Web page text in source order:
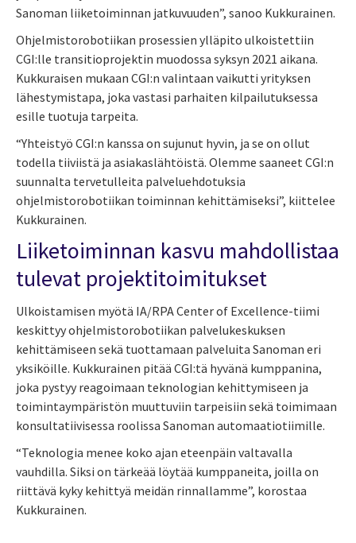
Sanoman liiketoiminnan jatkuvuuden”, sanoo Kukkurainen.
Ohjelmistorobotiikan prosessien ylläpito ulkoistettiin
CGI:lle transitioprojektin muodossa syksyn 2021 aikana.
Kukkuraisen mukaan CGI:n valintaan vaikutti yrityksen
lähestymistapa, joka vastasi parhaiten kilpailutuksessa
esille tuotuja tarpeita.
“Yhteistyö CGI:n kanssa on sujunut hyvin, ja se on ollut
todella tiiviistä ja asiakaslähtöistä. Olemme saaneet CGI:n
suunnalta tervetulleita palveluehdotuksia
ohjelmistorobotiikan toiminnan kehittämiseksi”, kiittelee
Kukkurainen.
Liiketoiminnan kasvu mahdollistaa
tulevat projektitoimitukset
Ulkoistamisen myötä IA/RPA Center of Excellence-tiimi
keskittyy ohjelmistorobotiikan palvelukeskuksen
kehittämiseen sekä tuottamaan palveluita Sanoman eri
yksiköille. Kukkurainen pitää CGI:tä hyvänä kumppanina,
joka pystyy reagoimaan teknologian kehittymiseen ja
toimintaympäristön muuttuviin tarpeisiin sekä toimimaan
konsultatiivisessa roolissa Sanoman automaatiotiimille.
“Teknologia menee koko ajan eteenpäin valtavalla
vauhdilla. Siksi on tärkeää löytää kumppaneita, joilla on
riittävä kyky kehittyä meidän rinnallamme”, korostaa
Kukkurainen.